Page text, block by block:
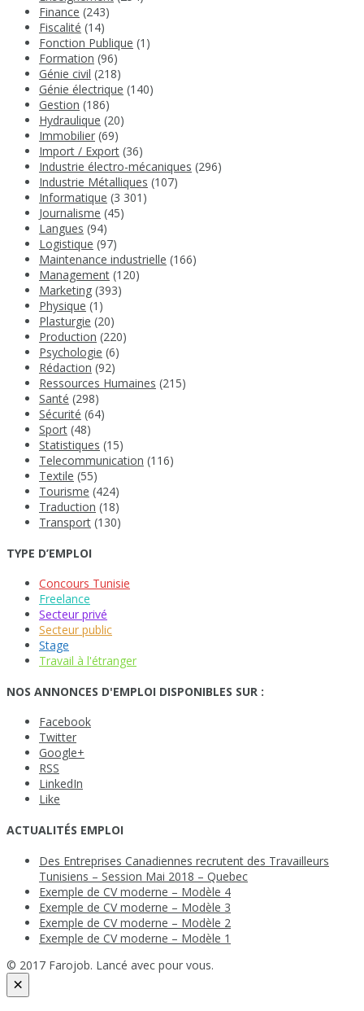
Finance (243)
Fiscalité (14)
Fonction Publique (1)
Formation (96)
Génie civil (218)
Génie électrique (140)
Gestion (186)
Hydraulique (20)
Immobilier (69)
Import / Export (36)
Industrie électro-mécaniques (296)
Industrie Métalliques (107)
Informatique (3 301)
Journalisme (45)
Langues (94)
Logistique (97)
Maintenance industrielle (166)
Management (120)
Marketing (393)
Physique (1)
Plasturgie (20)
Production (220)
Psychologie (6)
Rédaction (92)
Ressources Humaines (215)
Santé (298)
Sécurité (64)
Sport (48)
Statistiques (15)
Telecommunication (116)
Textile (55)
Tourisme (424)
Traduction (18)
Transport (130)
TYPE D’EMPLOI
Concours Tunisie
Freelance
Secteur privé
Secteur public
Stage
Travail à l'étranger
NOS ANNONCES D'EMPLOI DISPONIBLES SUR :
Facebook
Twitter
Google+
RSS
LinkedIn
Like
ACTUALITÉS EMPLOI
Des Entreprises Canadiennes recrutent des Travailleurs
Tunisiens – Session Mai 2018 – Quebec
Exemple de CV moderne – Modèle 4
Exemple de CV moderne – Modèle 3
Exemple de CV moderne – Modèle 2
Exemple de CV moderne – Modèle 1
© 2017 Farojob. Lancé avec pour vous.
×